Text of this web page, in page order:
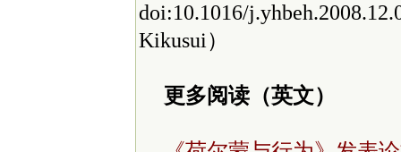
doi:10.1016/
Kikusui）
更多阅读（英文）